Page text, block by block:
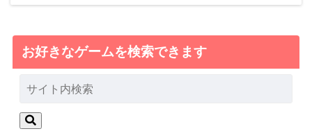
お好きなゲームを検索できます